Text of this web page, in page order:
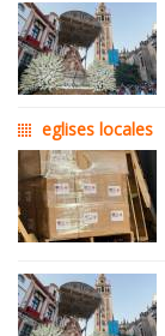
eglises locales